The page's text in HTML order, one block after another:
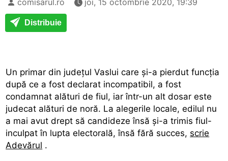
Distribuie
Un primar din judeţul Vaslui care şi-a pierdut funcţia
după ce a fost declarat incompatibil, a fost
condamnat alături de fiul, iar într-un alt dosar este
judecat alături de noră. La alegerile locale, edilul nu
a mai avut drept să candideze însă şi-a trimis fiul-
inculpat în lupta electorală, însă fără succes, scrie
Adevărul .